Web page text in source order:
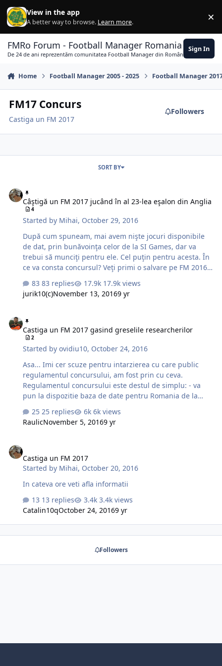
Skip to content
View in the app
A better way to browse. Learn more. ×
FMRo Forum - Football Manager Romania
De 24 de ani reprezentăm comunitatea Football Manager din România
Sign In
Home Football Manager 2005 - 2025 Football Manager
FM17 Concurs
Castiga un FM 2017
Followers
SORT BY
Câştigă un FM 2017 jucând în al 23-lea eşalon din Anglia
4
Started by Mihai, October 29, 2016
După cum spuneam, mai avem nişte jocuri disponibile
de dat, prin bunăvoinţa celor de la SI Games, dar va
trebui să munciţi pentru ele. Cel puţin pentru acesta. În
ce va consta concursul? Veţi primi o salvare pe FM 2016,
celebra echipă Keymer & Hassocks. Veţi avea la
dispoziţie până pe 4 noiembrie 2016, ora 23:59, să ne
dreptul la patru salvări pe sezon (pentru a evita
reloadurile sau cel puţin pentru a încerca evitarea lor).
Participantul care va ajunge cel mai sus dintre toţi
concurenţii va primi un FM 2017 original (varianta
digitală). …
83 replies
17.9k views
jurik10(c)November 13, 20169 yr
Castiga un FM 2017 gasind greselile researcherilor
2
Started byovidiu10, October 24, 2016
Asa... Imi cer scuze pentru intarzierea cu care public
regulamentul concursului, am fost prin cu ceva.
Regulamentul concursului este destul de simplu: - va
pun la dispozitie baza de date pentru Romania de la
ID, Nume, Prenume, Nationalitate, Club actual, Clubul la
care este imprumutat, jobul si link) - trebuie sa verificati
contract) si sa le completati intr un fisier excel creat de
voi (pastrati capul de tabel, va rog), adaugand clubul
corect (sau free transfer, daca este lib…
25 replies
6k views
RaulicNovember 5, 20169 yr
Castiga un FM 2017
Started by Mihai, October 20, 2016
In cateva ore veti afla informatii
13 replies
3.4k views
Catalin10qOctober 24, 20169 yr
Followers